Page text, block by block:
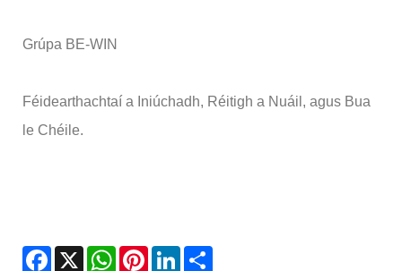
Grúpa BE-WIN
Féidearthachtaí a Iniúchadh, Réitigh a Nuáil, agus Bua
le Chéile.
Facebook
X WhatsApp
PinterestLinkedIn